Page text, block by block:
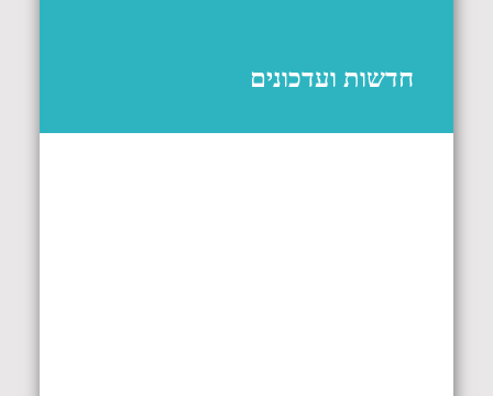
חדשות ועדכונים